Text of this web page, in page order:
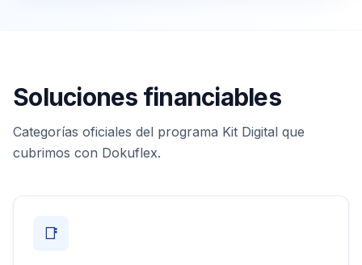
Soluciones financiables
Categorías oficiales del programa Kit Digital que
cubrimos con Dokuflex.
📑